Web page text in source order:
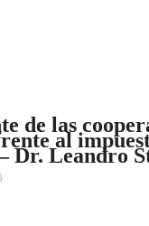
de las
al
Dr. Leandro